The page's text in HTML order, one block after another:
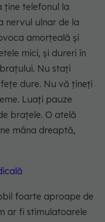
ține telefonul la
nervul ulnar de la
amorțeală și
mici, și dureri în
Nu stați
dure. Nu vă țineți
Luați pauze
brațele. O atelă
mâna dreaptă,
foarte aproape de
ar fi stimulatoarele